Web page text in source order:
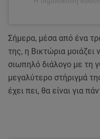
Σήμερα, μέσα από ένα
της, η Βικτώρια μοιάζει
σιωπηλό διάλογο με τη
μεγαλύτερο στήριγμά
έχει πει, θα είναι για